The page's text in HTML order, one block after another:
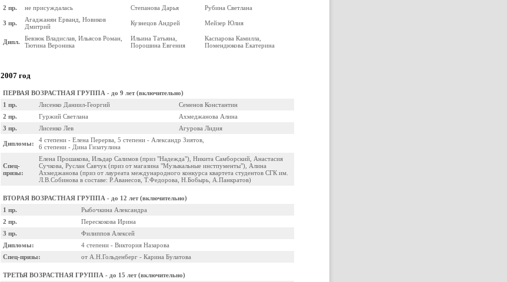
2 пр.
не присуждалась Степанова Дарья Рубина Светлана
3 пр.
Агаджанян Ерванд, Новиков
Дмитрий
Кузнецов Андрей Мейзер Юлия
Дипл.
Бевзюк Владислав, Ильясов Роман,
Тютина Вероника
Ильина Татьяна,
Порошина Евгения
Каспарова Камилла,
Помендюкова Екатерина
2007 год
ПЕРВАЯ ВОЗРАСТНАЯ ГРУППА - до 9 лет (включительно)
1 пр.
Лисенко Даниил-Георгий
Семенов Константин
2 пр.
Гуржий Светлана
Ахмеджанова Алина
3 пр.
Лисенко Лев Агурова Лидия
Дипломы:
4 степени - Елена Перерва, 5 степени - Александр Зиятов,
6 степени - Дина Гизатулина
Спец-
призы:
Елена Прошакова, Ильдар Салимов (приз "Надежда"), Никита Самборский, Анастасия
Сучкова, Руслан Савчук (приз от магазина "Музыкальные инстпументы"), Алина
Ахмеджанова (приз от лауреата международного конкурса квартета студентов СГК им.
Л.В.Собинова в составе: Р.Аванесов, Т.Федорова, Н.Бобырь, А.Панкратов)
ВТОРАЯ ВОЗРАСТНАЯ ГРУППА - до 12 лет (включительно)
1 пр.
Рыбочкина Александра
2 пр.
Перескокова Ирина
3 пр.
Филиппов Алексей
Дипломы:
4 степени - Виктория Назарова
Спец-призы:
от А.Н.Гольденберг - Карина Булатова
ТРЕТЬЯ ВОЗРАСТНАЯ ГРУППА - до 15 лет (включительно)